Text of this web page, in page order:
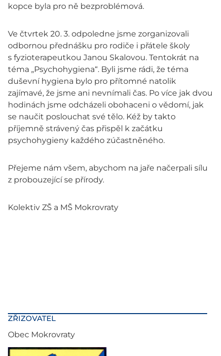
ZŘIZOVATEL
Obec Mokrovraty
kopce byla pro ně bezproblémová.
Ve čtvrtek 20. 3. odpoledne jsme zorganizovali
odbornou přednášku pro rodiče i přátele školy
s fyzioterapeutkou Janou Skalovou. Tentokrát na
téma „Psychohygiena“. Byli jsme rádi, že téma
duševní hygiena bylo pro přítomné natolik
zajímavé, že jsme ani nevnímali čas. Po více jak dvou
hodinách jsme odcházeli obohaceni o vědomí, jak
se naučit poslouchat své tělo. Kéž by takto
příjemně strávený čas přispěl k začátku
psychohygieny každého zúčastněného.
Přejeme nám všem, abychom na jaře načerpali sílu
z probouzející se přírody.
Kolektiv ZŠ a MŠ Mokrovraty